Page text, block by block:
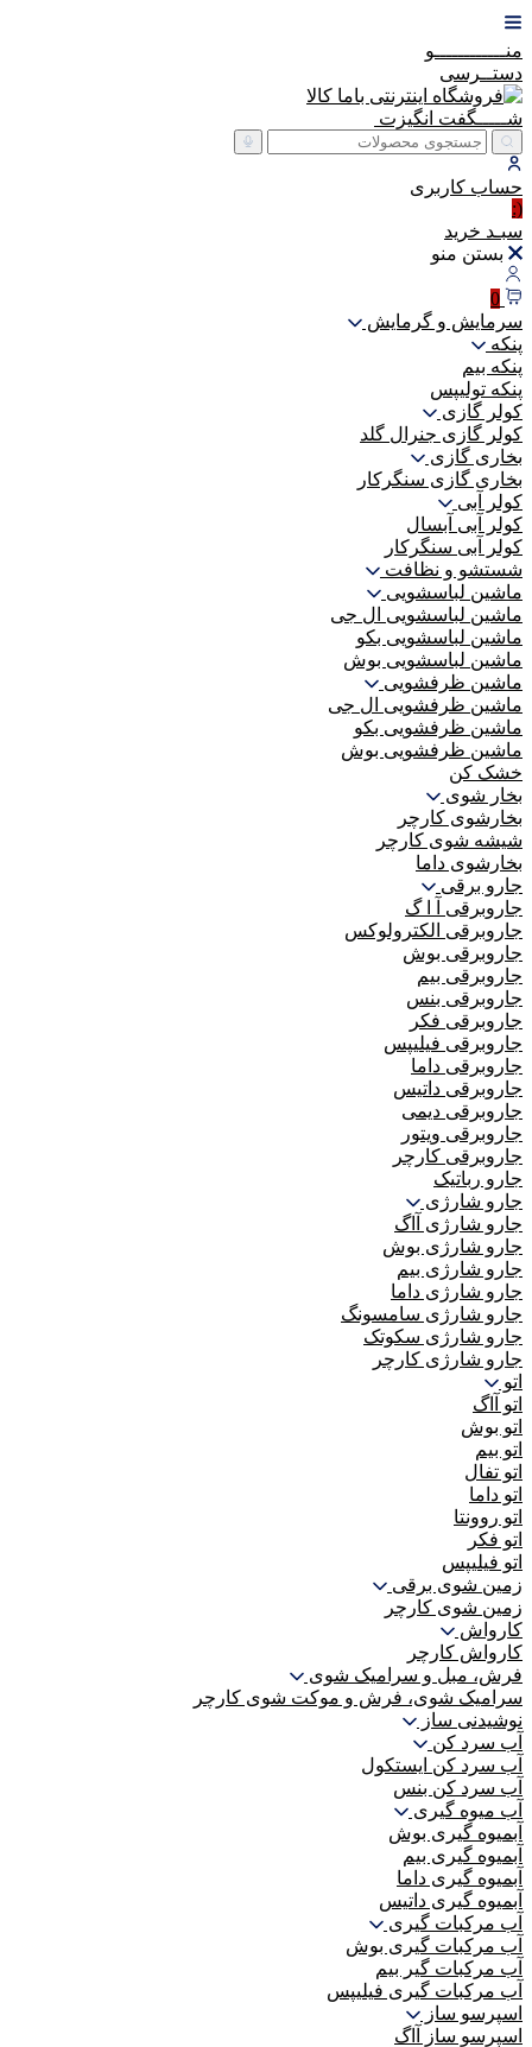
منــــــــــــو
دستــرسی
شـــــگفت انگیزت
حساب کاربری
(:
سبـد خرید
بستن منو
0
سرمایش و گرمایش
پنکه
پنکه بیم
پنکه تولیپس
کولر گازی
کولر گازی جنرال گلد
بخاری گازی
بخاری گازی سنگرکار
کولر آبی
کولر آبی آبسال
کولر آبی سنگرکار
شستشو و نظافت
ماشین لباسشویی
ماشین لباسشویی ال جی
ماشین لباسشویی بکو
ماشین لباسشویی بوش
ماشین ظرفشویی
ماشین ظرفشویی ال جی
ماشین ظرفشویی بکو
ماشین ظرفشویی بوش
خشک کن
بخار شوی
بخارشوی کارچر
شیشه شوی کارچر
بخارشوی داما
جارو برقی
جاروبرقی آ ا گ
جاروبرقی الکترولوکس
جاروبرقی بوش
جاروبرقی بیم
جاروبرقی بنس
جاروبرقی فکر
جاروبرقی فیلیپس
جاروبرقی داما
جاروبرقی داتیس
جاروبرقی دیمی
جاروبرقی ویتور
جاروبرقی کارچر
جارو رباتیک
جارو شارژی
جارو شارژی آاگ
جارو شارژی بوش
جارو شارژی بیم
جارو شارژی داما
جارو شارژی سامسونگ
جارو شارژی سکوتک
جارو شارژی کارچر
اتو
اتو آاگ
اتو بوش
اتو بیم
اتو تفال
اتو داما
اتو روونتا
اتو فکر
اتو فیلیپس
زمین شوی برقی
زمین شوی کارچر
کارواش
کارواش کارچر
فرش، مبل و سرامیک شوی
سرامیک شوی، فرش و موکت شوی کارچر
نوشیدنی ساز
آب سرد کن
آب سرد کن ایستکول
آب سرد کن بنس
آب میوه گیری
آبمیوه گیری بوش
آبمیوه گیری بیم
آبمیوه گیری داما
آبمیوه گیری داتیس
آب مرکبات گیری
آب مرکبات گیری بوش
آب مرکبات گیر بیم
آب مرکبات گیری فیلیپس
اسپرسو ساز
اسپرسو ساز آاگ